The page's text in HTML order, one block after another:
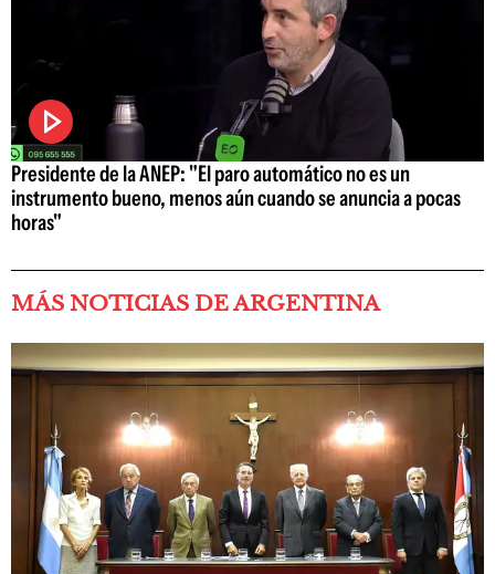
Presidente de la ANEP: "El paro automático no es un
instrumento bueno, menos aún cuando se anuncia a pocas
horas"
MÁS NOTICIAS DE ARGENTINA